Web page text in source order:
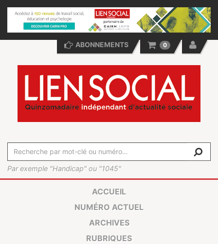
Par exemple "Handicap" ou "1045"
ABONNEMENTS 0
ACCUEIL
NUMÉRO ACTUEL
ARCHIVES
RUBRIQUES